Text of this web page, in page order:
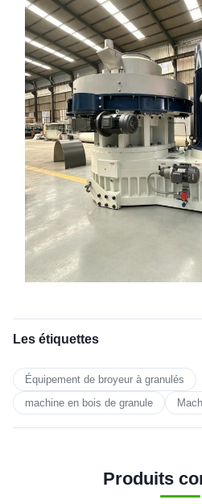
Les étiquettes
Équipement de broyeur à granulés
machine en bois de granule
Produits